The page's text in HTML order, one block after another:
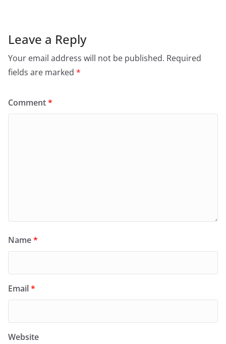
Leave a Reply
Your email address will not be published. Required
fields are marked *
Comment*
Name*
Email*
Website